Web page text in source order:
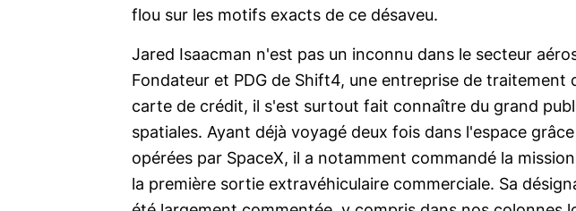
flou sur les motifs exacts de ce désaveu.
Jared Isaacman n'est pas un inconnu dans le secteur
Fondateur et PDG de Shift4, une entreprise de traitement
carte de crédit, il s'est surtout fait connaître du grand
spatiales. Ayant déjà voyagé deux fois dans l'espace
opérées par SpaceX, il a notamment commandé la
la première sortie extravéhiculaire commerciale. Sa